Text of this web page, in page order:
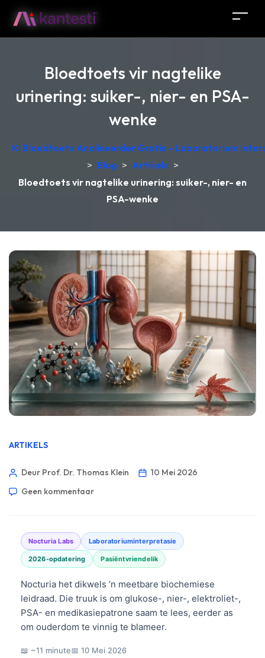
Bloedtoets vir nagtelike
urinering: suiker-, nier- en PSA-
wenke
KI Bloedtoets Analiseerder Gratis – Laboratorium
> Blog > Artikels >
Bloedtoets vir nagtelike urinering: suiker-, nier- en
PSA-wenke
ARTIKELS
Deur Prof. Dr. Thomas Klein
10 Mei 2026
Geen kommentaar
Nocturia Labs Laboratoriuminterpretasie
2026-opdatering Pasiëntvriendelik
Nocturia het dikwels ’n meetbare biochemiese
leidraad. Die truuk is om glukose-, nier-, elektroliet-,
PSA- en medikasiepatrone saam te lees, eerder as
om ouderdom te vinnig te blameer.
📖 ~11 minute📅 10 Mei 2026